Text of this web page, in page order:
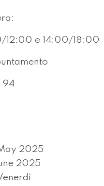
12:00 e 14:00/18:00
94
2025
2025